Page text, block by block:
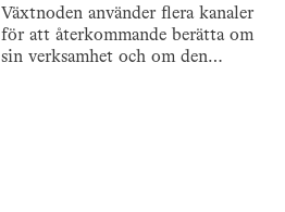
Växtnoden använder flera kanaler
för att återkommande berätta om
sin verksamhet och om den